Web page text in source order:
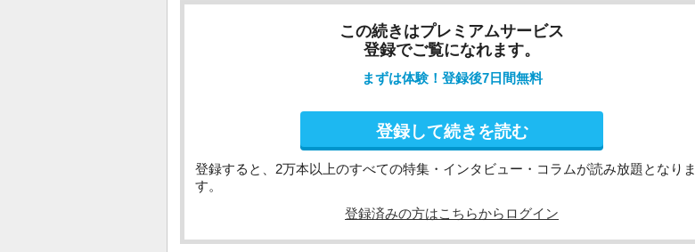
この続きはプレミアムサービス
登録でご覧になれます。
まずは体験！登録後7日間無料
登録して続きを読む
登録すると、2万本以上のすべての特集・インタビュー・コラムが読み放題となりま
す。
登録済みの方はこちらからログイン